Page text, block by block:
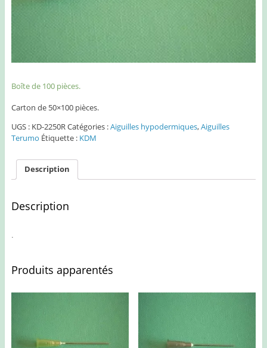
Boîte de 100 pièces.
Carton de 50×100 pièces.
UGS : KD-2250RCatégories :Aiguilles hypodermiques,Aiguilles
Terumo Étiquette : KDM
Description
Description
Produits apparentés